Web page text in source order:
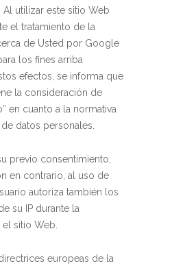
Al utilizar este sitio Web
el tratamiento de la
de Usted por Google
los fines arriba
efectos, se informa que
la consideración de
en cuanto a la normativa
datos personales.
previo consentimiento,
en contrario, al uso de
autoriza también los
su IP durante la
sitio Web.
europeas de la